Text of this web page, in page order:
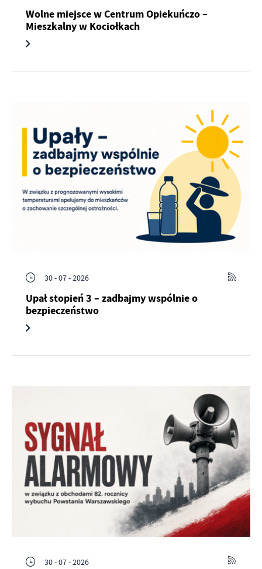
Wolne miejsce w Centrum Opiekuńczo –
Mieszkalny w Kociołkach
30 - 07 - 2026
Upał stopień 3 – zadbajmy wspólnie o
bezpieczeństwo
30 - 07 - 2026